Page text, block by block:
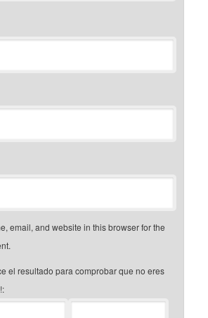
email, and website in this browser for the
el resultado para comprobar que no eres